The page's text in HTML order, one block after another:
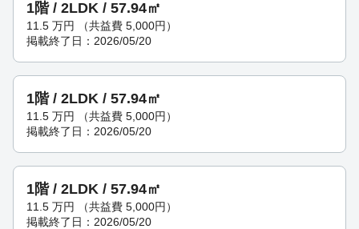
1階 / 2LDK / 57.94㎡
11.5 万円 （共益費 5,000円）
掲載終了日：2026/05/20
1階 / 2LDK / 57.94㎡
11.5 万円 （共益費 5,000円）
掲載終了日：2026/05/20
1階 / 2LDK / 57.94㎡
11.5 万円 （共益費 5,000円）
掲載終了日：2026/05/20